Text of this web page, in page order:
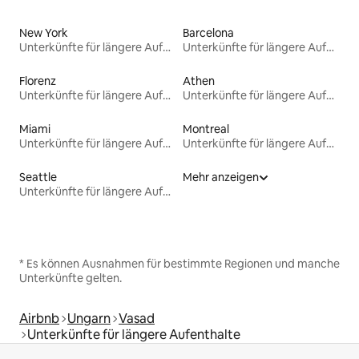
New York
Unterkünfte für längere Aufenthalte
Barcelona
Unterkünfte für längere Aufenthalte
Florenz
Unterkünfte für längere Aufenthalte
Athen
Unterkünfte für längere Aufenthalte
Miami
Unterkünfte für längere Aufenthalte
Montreal
Unterkünfte für längere Aufenthalte
Seattle
Unterkünfte für längere Aufenthalte
Mehr anzeigen
* Es können Ausnahmen für bestimmte Regionen und manche
Unterkünfte gelten.
Airbnb Ungarn Vasad
Unterkünfte für längere Aufenthalte